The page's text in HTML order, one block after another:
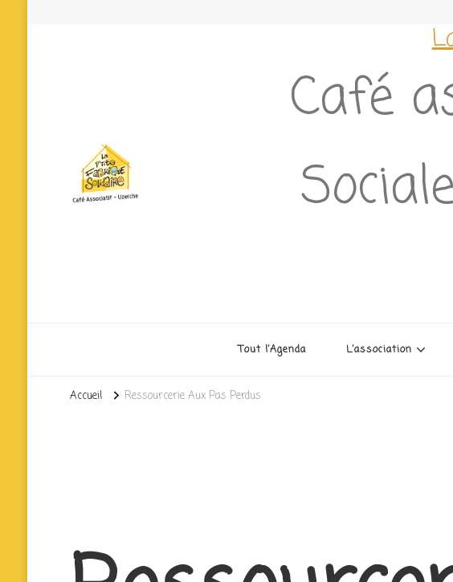
Café
Tout l’Agenda L’association
Accueil Ressourcerie Aux Pas Perdus